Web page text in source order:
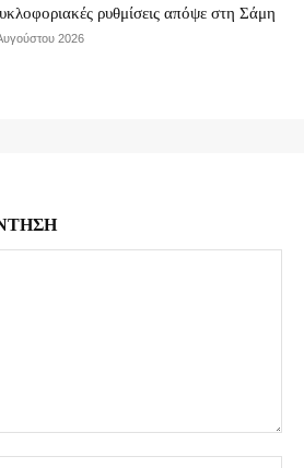
ρυθμίσεις απόψε στη Σάμη
2026